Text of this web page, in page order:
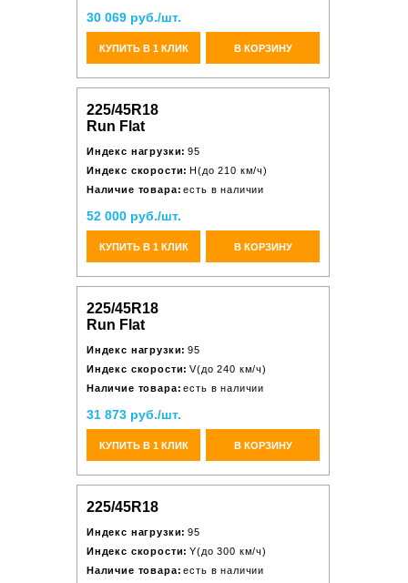
30 069 руб./шт.
КУПИТЬ В 1 КЛИК В КОРЗИНУ
225/45R18
Run Flat
Индекс нагрузки: 95
Индекс скорости: H(до 210 км/ч)
Наличие товара: есть в наличии
52 000 руб./шт.
КУПИТЬ В 1 КЛИК В КОРЗИНУ
225/45R18
Run Flat
Индекс нагрузки: 95
Индекс скорости: V(до 240 км/ч)
Наличие товара: есть в наличии
31 873 руб./шт.
КУПИТЬ В 1 КЛИК В КОРЗИНУ
225/45R18
Индекс нагрузки: 95
Индекс скорости: Y(до 300 км/ч)
Наличие товара: есть в наличии